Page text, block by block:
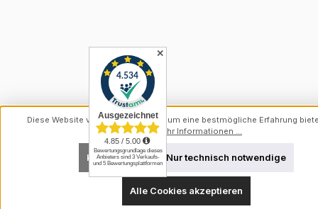
✕
Diese Website verwendet Cookies, um eine bestmögliche Erfahrung
können.Mehr Informationen ...
Nur technisch notwendige
Konfigurieren
Alle Cookies akzeptieren